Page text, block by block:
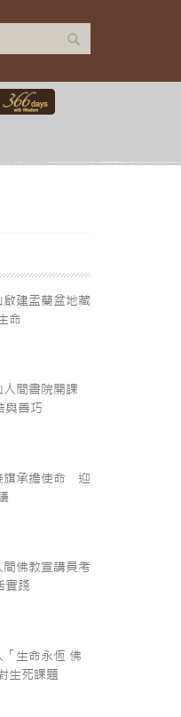
建盂蘭盆地藏
命
間書院開課
與善巧
旗承擔使命 迎
佛教宣講員考
實踐
生命永恆 佛
生死課題